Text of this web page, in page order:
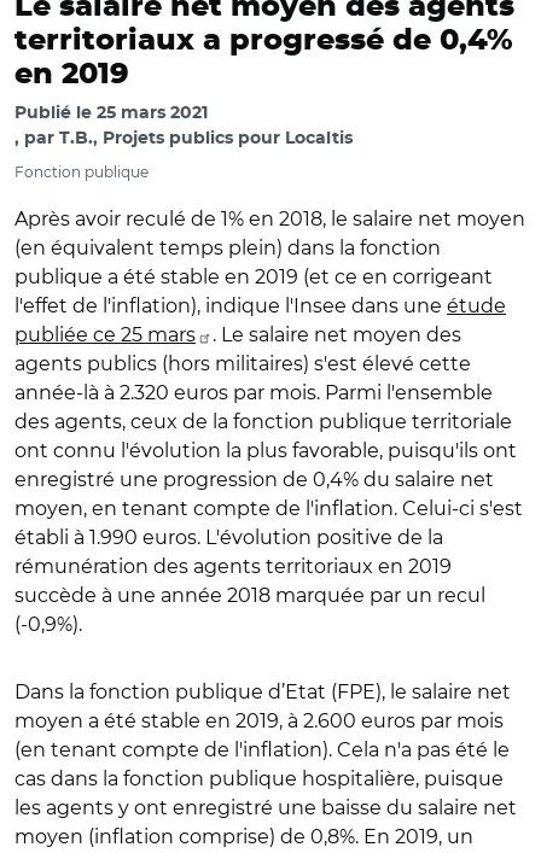
Le salaire net moyen des agents
territoriaux a progressé de 0,4%
en 2019
Publié le 25 mars 2021
par T.B., Projets publics pour Localtis
Fonction publique
Après avoir reculé de 1% en 2018, le salaire net moyen
(en équivalent temps plein) dans la fonction
publique a été stable en 2019 (et ce en corrigeant
l'effet de l'inflation), indique l'Insee dans une étude
publiée ce 25 mars
. Le salaire net moyen des
agents publics (hors militaires) s'est élevé cette
année-là à 2.320 euros par mois. Parmi l'ensemble
des agents, ceux de la fonction publique territoriale
ont connu l'évolution la plus favorable, puisqu'ils ont
enregistré une progression de 0,4% du salaire net
moyen, en tenant compte de l'inflation. Celui-ci s'est
établi à 1.990 euros. L'évolution positive de la
rémunération des agents territoriaux en 2019
succède à une année 2018 marquée par un recul
(-0,9%).
Dans la fonction publique d’Etat (FPE), le salaire net
moyen a été stable en 2019, à 2.600 euros par mois
(en tenant compte de l'inflation). Cela n'a pas été le
cas dans la fonction publique hospitalière, puisque
les agents y ont enregistré une baisse du salaire net
moyen (inflation comprise) de 0,8%. En 2019, un